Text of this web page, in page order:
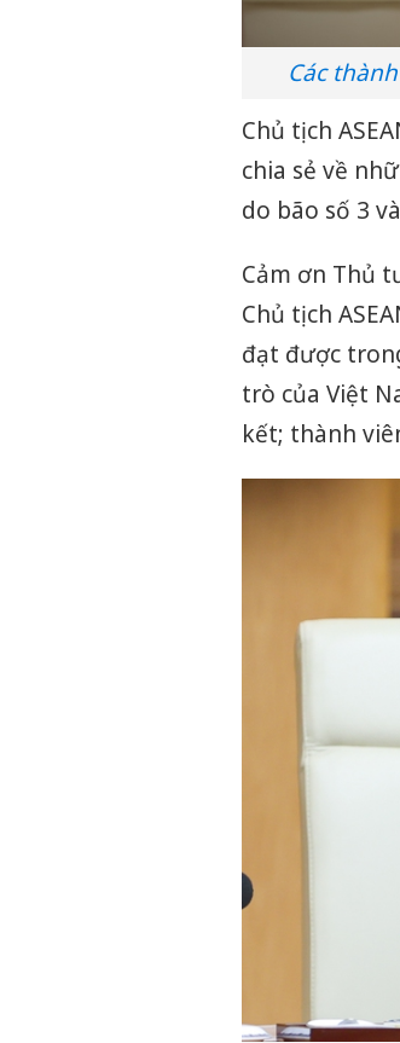
Các
Chủ tịch
chia sẻ về
do bão số 3
Cảm ơn Thủ
Chủ tịch
đạt được
trò của Việt
kết; thành